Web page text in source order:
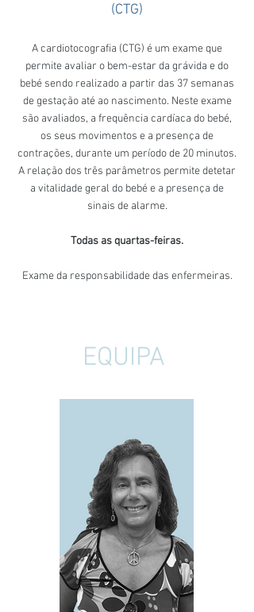
(CTG)
A cardiotocografia (CTG) é um exame que
permite avaliar o bem-estar da grávida e do
bebé sendo realizado a partir das 37 semanas
de gestação até ao nascimento. Neste exame
são avaliados, a frequência cardíaca do bebé,
os seus movimentos e a presença de
contrações, durante um período de 20 minutos.
A relação dos três parâmetros permite detetar
a vitalidade geral do bebé e a presença de
sinais de alarme.
Todas as quartas-feiras.
Exame da responsabilidade das enfermeiras.
EQUIPA